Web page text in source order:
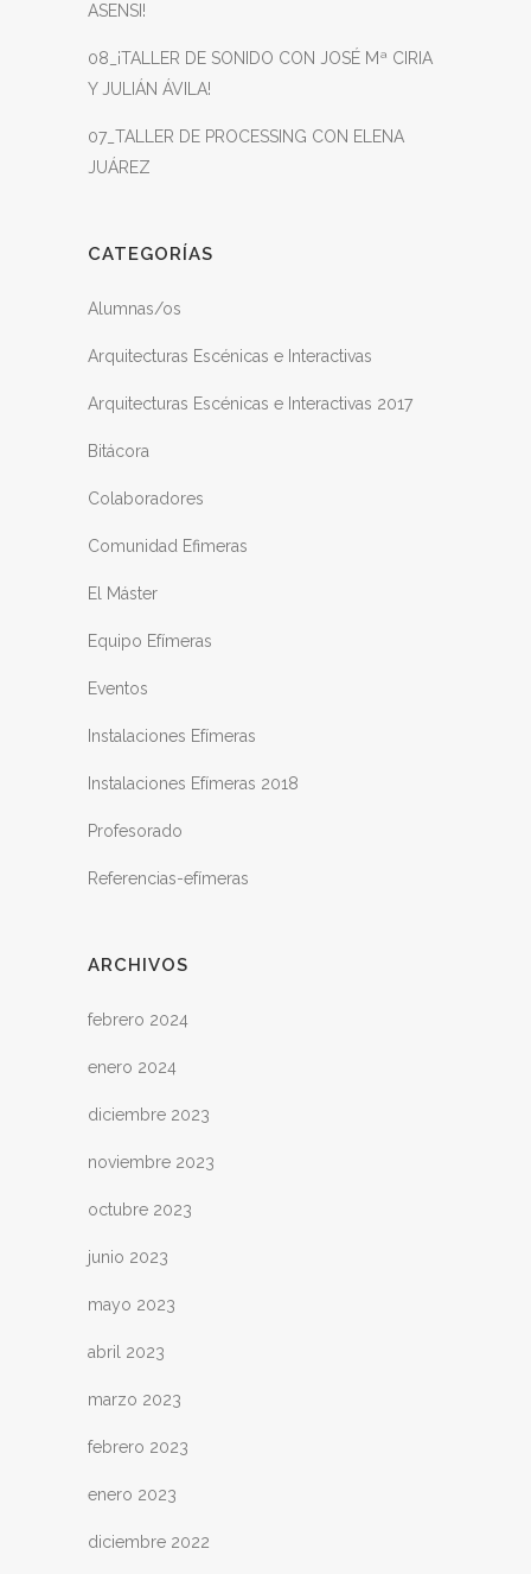
ASENSI!
08_¡TALLER DE SONIDO CON JOSÉ Mª CIRIA
Y JULIÁN ÁVILA!
07_TALLER DE PROCESSING CON ELENA
JUÁREZ
CATEGORÍAS
Alumnas/os
Arquitecturas Escénicas e Interactivas
Arquitecturas Escénicas e Interactivas 2017
Bitácora
Colaboradores
Comunidad Efimeras
El Máster
Equipo Efímeras
Eventos
Instalaciones Efímeras
Instalaciones Efímeras 2018
Profesorado
Referencias-efímeras
ARCHIVOS
febrero 2024
enero 2024
diciembre 2023
noviembre 2023
octubre 2023
junio 2023
mayo 2023
abril 2023
marzo 2023
febrero 2023
enero 2023
diciembre 2022